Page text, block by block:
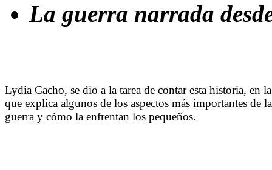
La guerra narrada
Lydia Cacho, se dio a la tarea de contar esta historia, en la
que explica algunos de los aspectos más importantes de la
guerra y cómo la enfrentan los pequeños.